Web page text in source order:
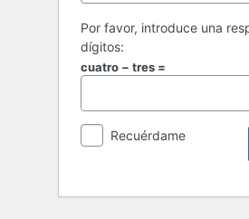
Por favor, introduce una
dígitos:
cuatro − tres =
Recuérdame